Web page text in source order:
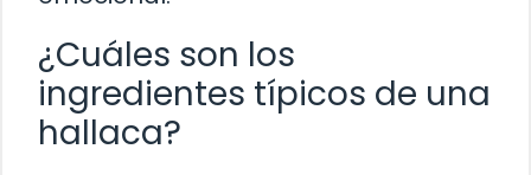
¿Cuáles son los
ingredientes típicos de una
hallaca?